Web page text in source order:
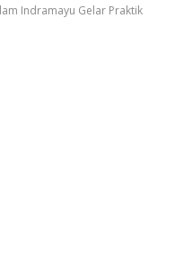
Indramayu Gelar Praktik